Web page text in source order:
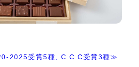
2025受賞5種, C.C.C受賞3種≫